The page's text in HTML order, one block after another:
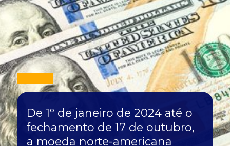
De 1º de janeiro de 2024 até o
fechamento de 17 de outubro,
a moeda norte-americana